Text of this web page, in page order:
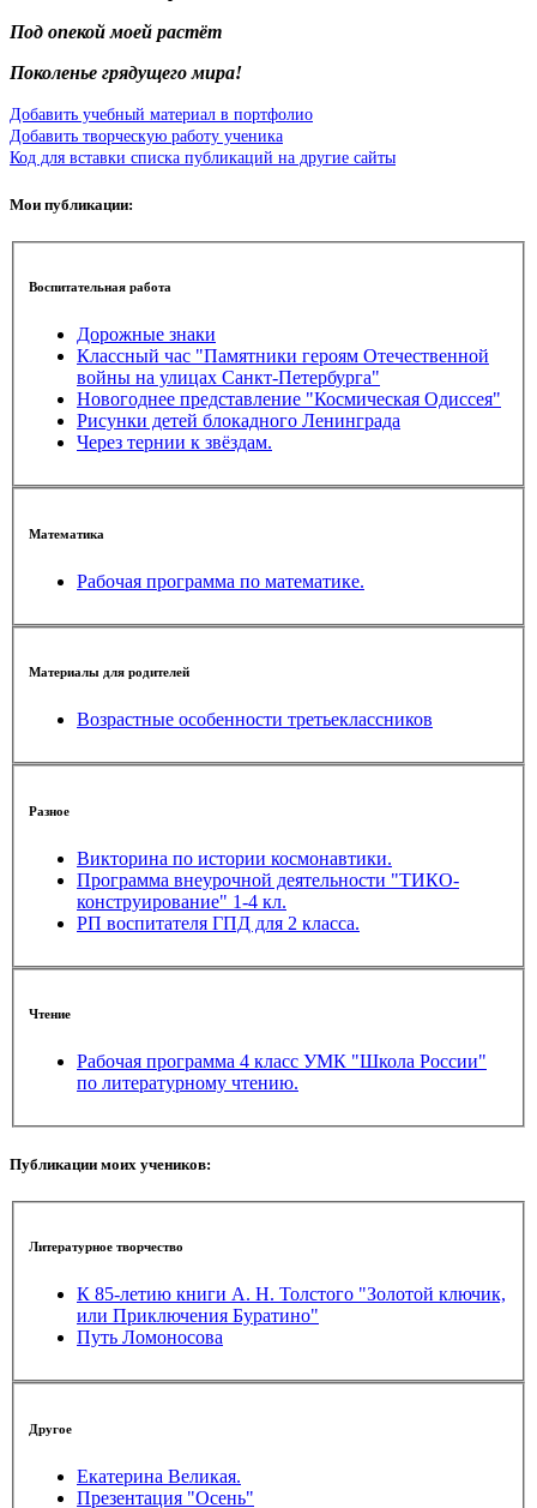
Под опекой моей растёт
Поколенье грядущего мира!
Добавить учебный материал в портфолио
Добавить творческую работу ученика
Код для вставки списка публикаций на другие сайты
Мои публикации:
Воспитательная работа
Дорожные знаки
Классный час "Памятники героям Отечественной
войны на улицах Санкт-Петербурга"
Новогоднее представление "Космическая Одиссея"
Рисунки детей блокадного Ленинграда
Через тернии к звёздам.
Математика
Рабочая программа по математике.
Материалы для родителей
Возрастные особенности третьеклассников
Разное
Викторина по истории космонавтики.
Программа внеурочной деятельности "ТИКО-
конструирование" 1-4 кл.
РП воспитателя ГПД для 2 класса.
Чтение
Рабочая программа 4 класс УМК "Школа России"
по литературному чтению.
Публикации моих учеников:
Литературное творчество
К 85-летию книги А. Н. Толстого "Золотой ключик,
или Приключения Буратино"
Путь Ломоносова
Другое
Екатерина Великая.
Презентация "Осень"